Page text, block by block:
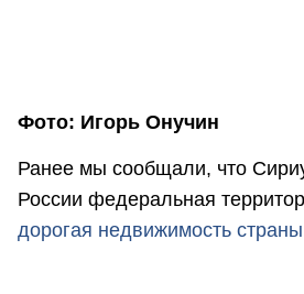
Фото: Игорь Онучин
Ранее мы сообщали, что
России федеральная
дорогая недвижимость страны